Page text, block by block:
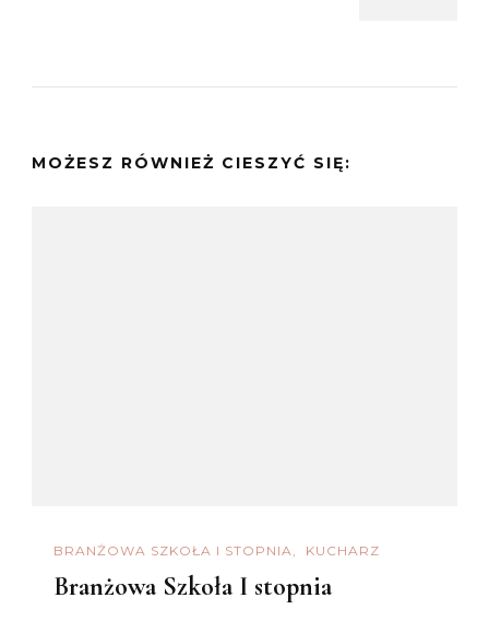
MOŻESZ RÓWNIEŻ CIESZYĆ SIĘ:
BRANŻOWA SZKOŁA I STOPNIA KUCHARZ
Branżowa Szkoła I stopnia